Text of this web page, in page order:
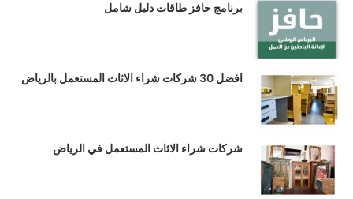
برنامج حافز طاقات دليل شامل
افضل 30 شركات شراء الاثاث المستعمل بالرياض
شركات شراء الاثاث المستعمل في الرياض